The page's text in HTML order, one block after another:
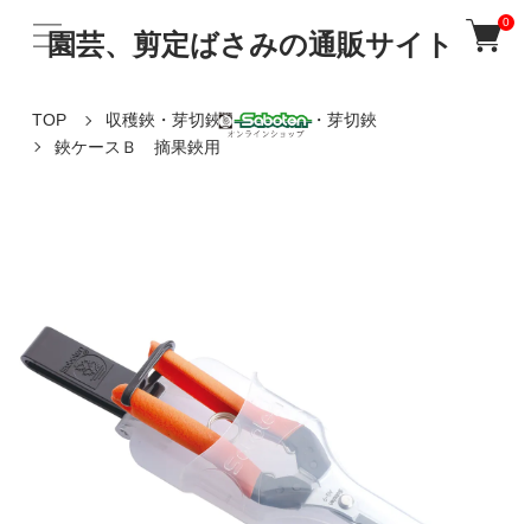
園芸、剪定ばさみの通販サイト
0
TOP 収穫鋏・芽切鋏
収穫鋏・芽切鋏
鋏ケースＢ 摘果鋏用